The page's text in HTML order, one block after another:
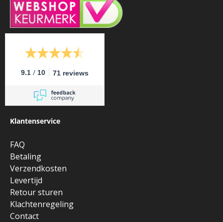
9.1 / 10 71 reviews
Klantenservice
FAQ
Betaling
Verzendkosten
Levertijd
Retour sturen
Klachtenregeling
Contact